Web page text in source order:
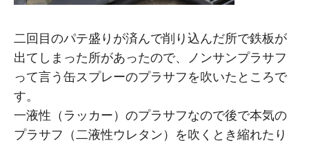
二回目のパテ盛りが済んで削り込んだ所で鉄板が
出てしまった所があったので、ノンサンプラサフ
って言う缶スプレーのプラサフを吹いたところで
す。
一液性（ラッカー）のプラサフなので後で本気の
プラサフ（二液性ウレタン）を吹くとき縮れたり